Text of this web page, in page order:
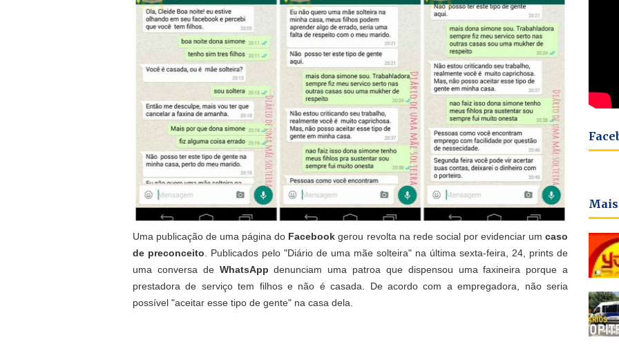
Uma publicação de uma página do Facebook gerou revolta na rede social por evidenciar um caso
de preconceito . Publicados pelo "Diário de uma mãe solteira" na última sexta-feira, 24, prints de
uma conversa de WhatsApp denunciam uma patroa que dispensou uma faxineira porque a
prestadora de serviço tem filhos e não é casada. De acordo com a empregadora, não seria
possível "aceitar esse tipo de gente" na casa dela.